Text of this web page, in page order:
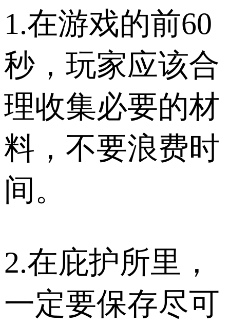
1.在游戏的前60
秒，玩家应该合
理收集必要的材
料，不要浪费时
间。
2.在庇护所里，
一定要保存尽可